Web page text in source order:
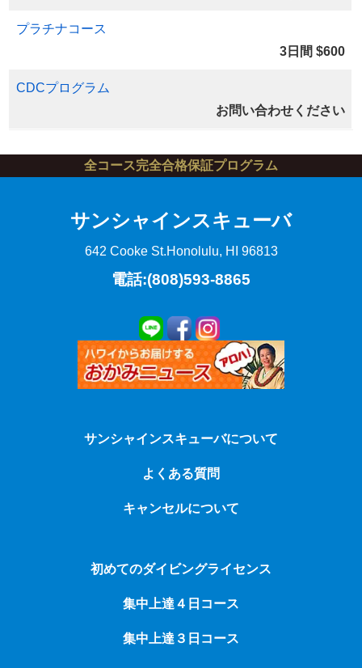
プラチナコース
3日間 $600
CDCプログラム
お問い合わせください
全コース完全合格保証プログラム
サンシャインスキューバ
642 Cooke St.Honolulu, HI 96813
電話:(808)593-8865
サンシャインスキューバについて
よくある質問
キャンセルについて
初めてのダイビングライセンス
集中上達４日コース
集中上達３日コース